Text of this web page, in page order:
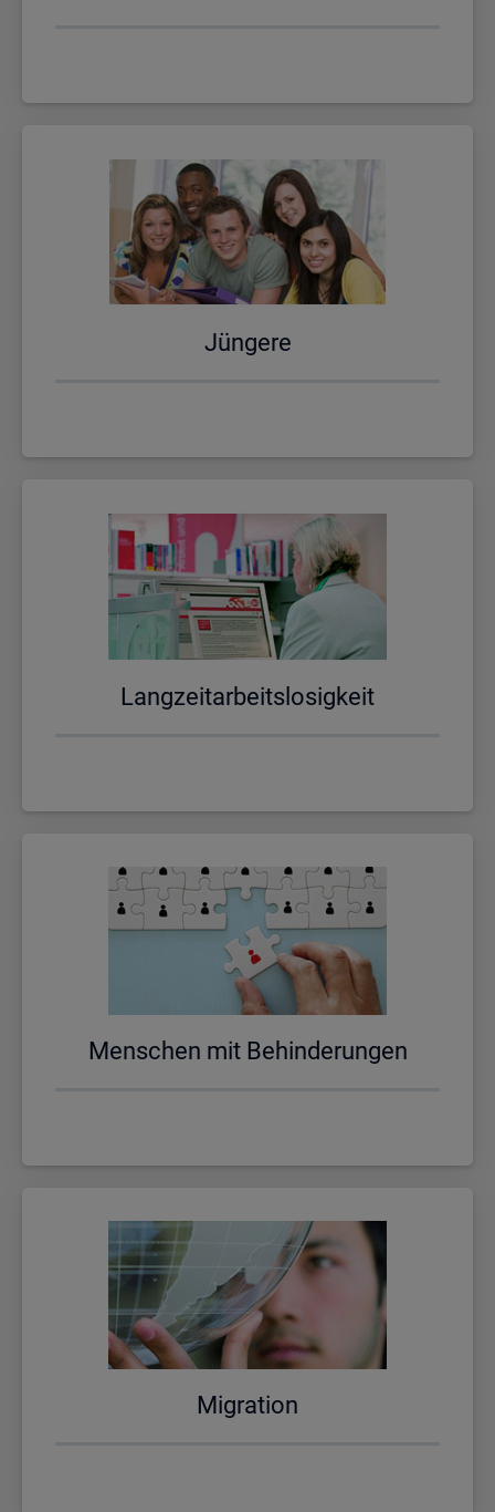
Jün­ge­re
Lang­zeit­ar­beits­lo­sig­keit
Men­schen mit Be­hin­de­run­gen
Mi­gra­ti­on